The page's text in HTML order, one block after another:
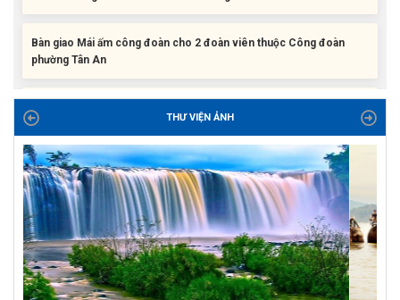
Bàn giao Mái ấm công đoàn cho 2 đoàn viên thuộc Công đoàn
Liên đoàn Lao động tỉnh trao tặng 100 bộ bút chấm đọc tiếng Anh
cho con đoàn viên, người lao động khó khăn trước khai...
ĐỜI ĐỜI GHI NHỚ CÔNG ƠN CÁC ANH HÙNG LIỆT SĨ, THƯƠNG
BINH VÀ NGƯỜI CÓ CÔNG VỚI CÁCH MẠNG!
Công đoàn phường Tuy Hòa tổ chức chuỗi hoạt động chào mừng
97 năm ngày thành lập Công đoàn Việt Nam (28/7/1929 –...
THƯ VIỆN ẢNH